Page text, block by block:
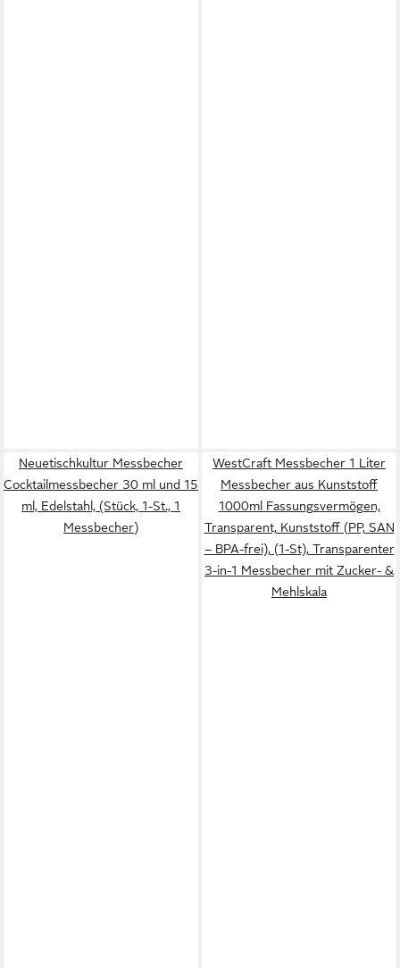
Neuetischkultur Messbecher
Cocktailmessbecher 30 ml und 15
ml, Edelstahl, (Stück, 1-St., 1
Messbecher)
WestCraft Messbecher 1 Liter
Messbecher aus Kunststoff
1000ml Fassungsvermögen,
Transparent, Kunststoff (PP, SAN
– BPA-frei), (1-St), Transparenter
3-in-1 Messbecher mit Zucker- &
Mehlskala